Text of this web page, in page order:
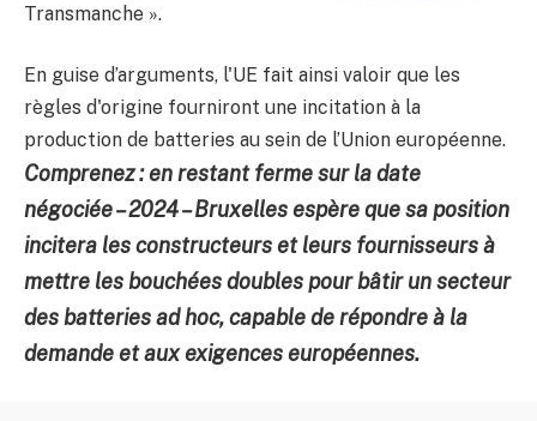
Transmanche ».
En guise d’arguments, l'UE fait ainsi valoir que les
règles d'origine fourniront une incitation à la
production de batteries au sein de l’Union européenne.
Comprenez : en restant ferme sur la date
négociée – 2024 – Bruxelles espère que sa position
incitera les constructeurs et leurs fournisseurs à
mettre les bouchées doubles pour bâtir un secteur
des batteries ad hoc, capable de répondre à la
demande et aux exigences européennes.